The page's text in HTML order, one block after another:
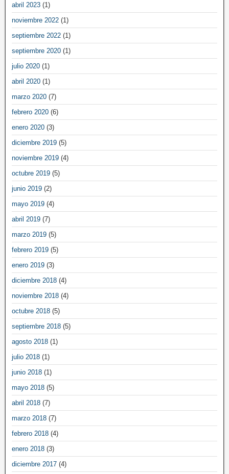
abril 2023 (1)
noviembre 2022 (1)
septiembre 2022 (1)
septiembre 2020 (1)
julio 2020 (1)
abril 2020 (1)
marzo 2020 (7)
febrero 2020 (6)
enero 2020 (3)
diciembre 2019 (5)
noviembre 2019 (4)
octubre 2019 (5)
junio 2019 (2)
mayo 2019 (4)
abril 2019 (7)
marzo 2019 (5)
febrero 2019 (5)
enero 2019 (3)
diciembre 2018 (4)
noviembre 2018 (4)
octubre 2018 (5)
septiembre 2018 (5)
agosto 2018 (1)
julio 2018 (1)
junio 2018 (1)
mayo 2018 (5)
abril 2018 (7)
marzo 2018 (7)
febrero 2018 (4)
enero 2018 (3)
diciembre 2017 (4)